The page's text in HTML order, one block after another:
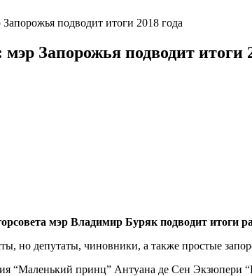
подводит итоги 2018 года
Запорожья подводит итоги
мэр Владимир Буряк подводит итоги
но депутаты, чиновники, а также простые
“Маленький принц” Антуана де Сен Экзюпери